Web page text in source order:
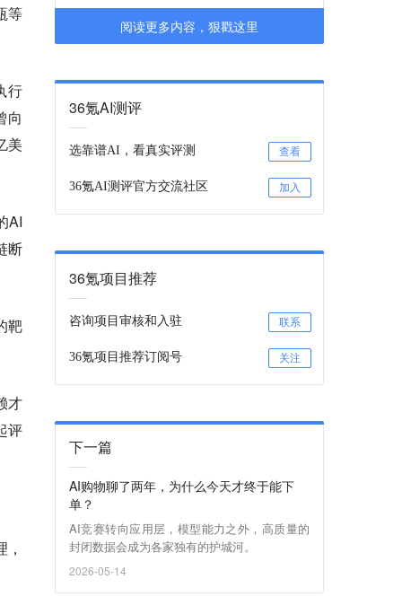
等
行
向
美
AI
断
靶
才
评
阅读更多内容，狠戳这里
36氪AI测评
选靠谱AI，看真实评测 查看
36氪AI测评官方交流社区 加入
36氪项目推荐
咨询项目审核和入驻 联系
36氪项目推荐订阅号 关注
下一篇
AI购物聊了两年，为什么今天才终于能下
单？
AI竞赛转向应用层，模型能力之外，高质量的
封闭数据会成为各家独有的护城河。
2026-05-14